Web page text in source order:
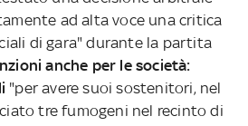
ad alta voce una critica
di gara" durante la partita
anche per le società:
"per avere suoi sostenitori, nel
tre fumogeni nel recinto di